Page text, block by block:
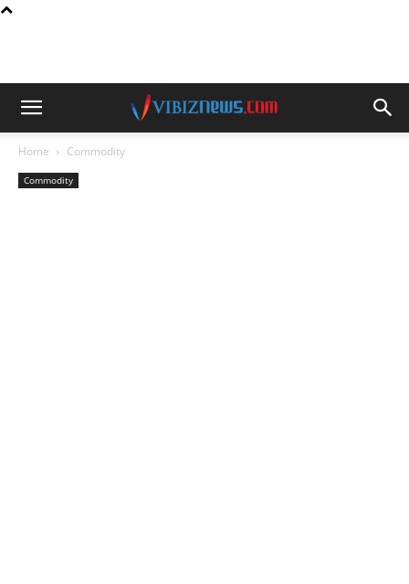
Home Commodity
Commodity